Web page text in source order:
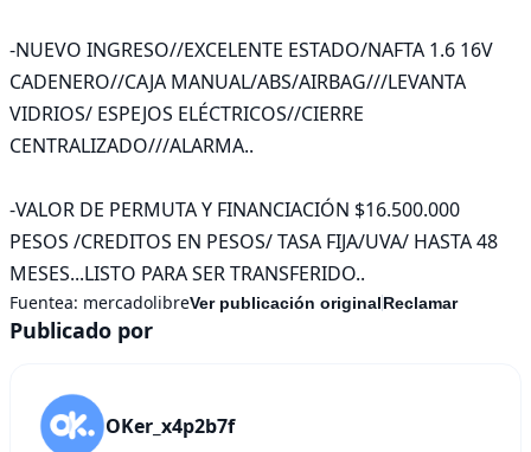
-NUEVO INGRESO//EXCELENTE ESTADO/NAFTA 1.6 16V
CADENERO//CAJA MANUAL/ABS/AIRBAG///LEVANTA
VIDRIOS/ ESPEJOS ELÉCTRICOS//CIERRE
CENTRALIZADO///ALARMA..
-VALOR DE PERMUTA Y FINANCIACIÓN $16.500.000
PESOS /CREDITOS EN PESOS/ TASA FIJA/UVA/ HASTA 48
MESES...LISTO PARA SER TRANSFERIDO..
Fuentea: mercadolibreVer publicación originalReclamar
Publicado por
OKer_x4p2b7f